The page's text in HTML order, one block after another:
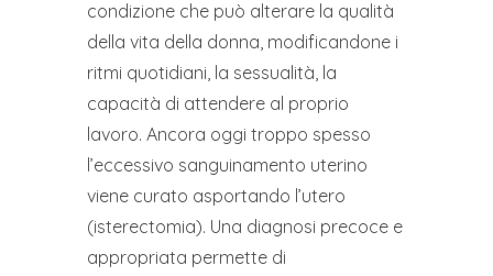
condizione che può alterare la qualità
della vita della donna, modificandone i
ritmi quotidiani, la sessualità, la
capacità di attendere al proprio
lavoro. Ancora oggi troppo spesso
l’eccessivo sanguinamento uterino
viene curato asportando l’utero
(isterectomia). Una diagnosi precoce e
appropriata permette di